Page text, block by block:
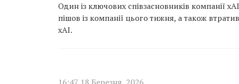
Один із ключових співзасновників компанії
пішов із компанії цього тижня, а також
xAI.